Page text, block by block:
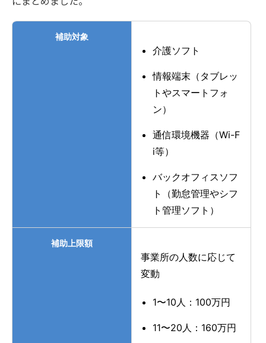
補助対象
介護ソフト
情報端末（タブレッ
トやスマートフォ
ン）
通信環境機器（Wi-F
i等）
バックオフィスソフ
ト（勤怠管理やシフ
ト管理ソフト）
補助上限額
事業所の人数に応じて
変動
1〜10人：100万円
11〜20人：160万円